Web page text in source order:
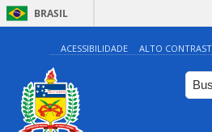
BRASIL
ACESSIBILIDADE ALTO